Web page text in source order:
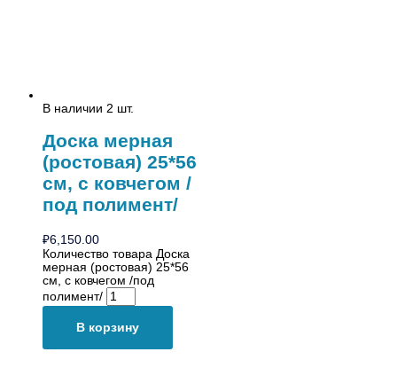
В наличии 2 шт.
Доска мерная
(ростовая) 25*56
см, с ковчегом /
под полимент/
₽6,150.00
Количество товара Доска
мерная (ростовая) 25*56
см, с ковчегом /под
полимент/
В корзину